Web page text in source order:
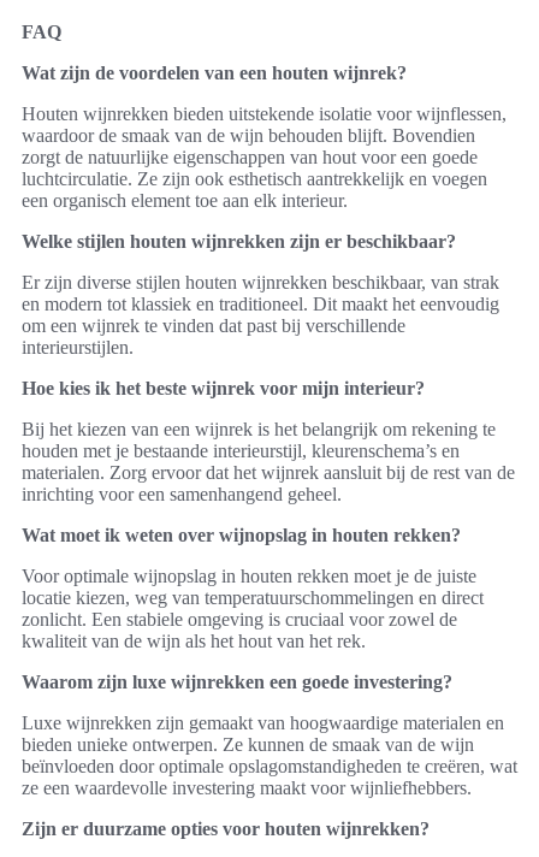
FAQ
Wat zijn de voordelen van een houten wijnrek?
Houten wijnrekken bieden uitstekende isolatie voor wijnflessen,
waardoor de smaak van de wijn behouden blijft. Bovendien
zorgt de natuurlijke eigenschappen van hout voor een goede
luchtcirculatie. Ze zijn ook esthetisch aantrekkelijk en voegen
een organisch element toe aan elk interieur.
Welke stijlen houten wijnrekken zijn er beschikbaar?
Er zijn diverse stijlen houten wijnrekken beschikbaar, van strak
en modern tot klassiek en traditioneel. Dit maakt het eenvoudig
om een wijnrek te vinden dat past bij verschillende
interieurstijlen.
Hoe kies ik het beste wijnrek voor mijn interieur?
Bij het kiezen van een wijnrek is het belangrijk om rekening te
houden met je bestaande interieurstijl, kleurenschema’s en
materialen. Zorg ervoor dat het wijnrek aansluit bij de rest van de
inrichting voor een samenhangend geheel.
Wat moet ik weten over wijnopslag in houten rekken?
Voor optimale wijnopslag in houten rekken moet je de juiste
locatie kiezen, weg van temperatuurschommelingen en direct
zonlicht. Een stabiele omgeving is cruciaal voor zowel de
kwaliteit van de wijn als het hout van het rek.
Waarom zijn luxe wijnrekken een goede investering?
Luxe wijnrekken zijn gemaakt van hoogwaardige materialen en
bieden unieke ontwerpen. Ze kunnen de smaak van de wijn
beïnvloeden door optimale opslagomstandigheden te creëren, wat
ze een waardevolle investering maakt voor wijnliefhebbers.
Zijn er duurzame opties voor houten wijnrekken?